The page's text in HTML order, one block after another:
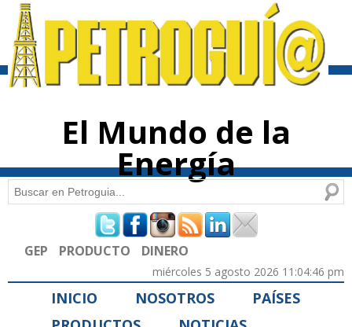
contenido
El Mundo de la
Energía
Formulario de búsqueda
Buscar
GEP PRODUCTO DINERO
miércoles 5 agosto 2026 11:04:46 pm
INICIO NOSOTROS
PAÍSES